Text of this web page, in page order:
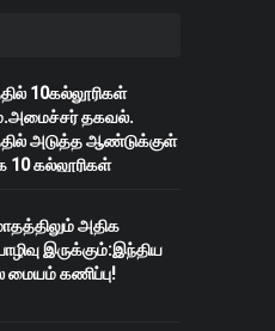
10கல்லூரிகள்
தகவல்.
அடுத்த ஆண்டுக்குள்
10 கல்லூரிகள்
அதிக
இருக்கும்:இந்திய
மையம் கணிப்பு!